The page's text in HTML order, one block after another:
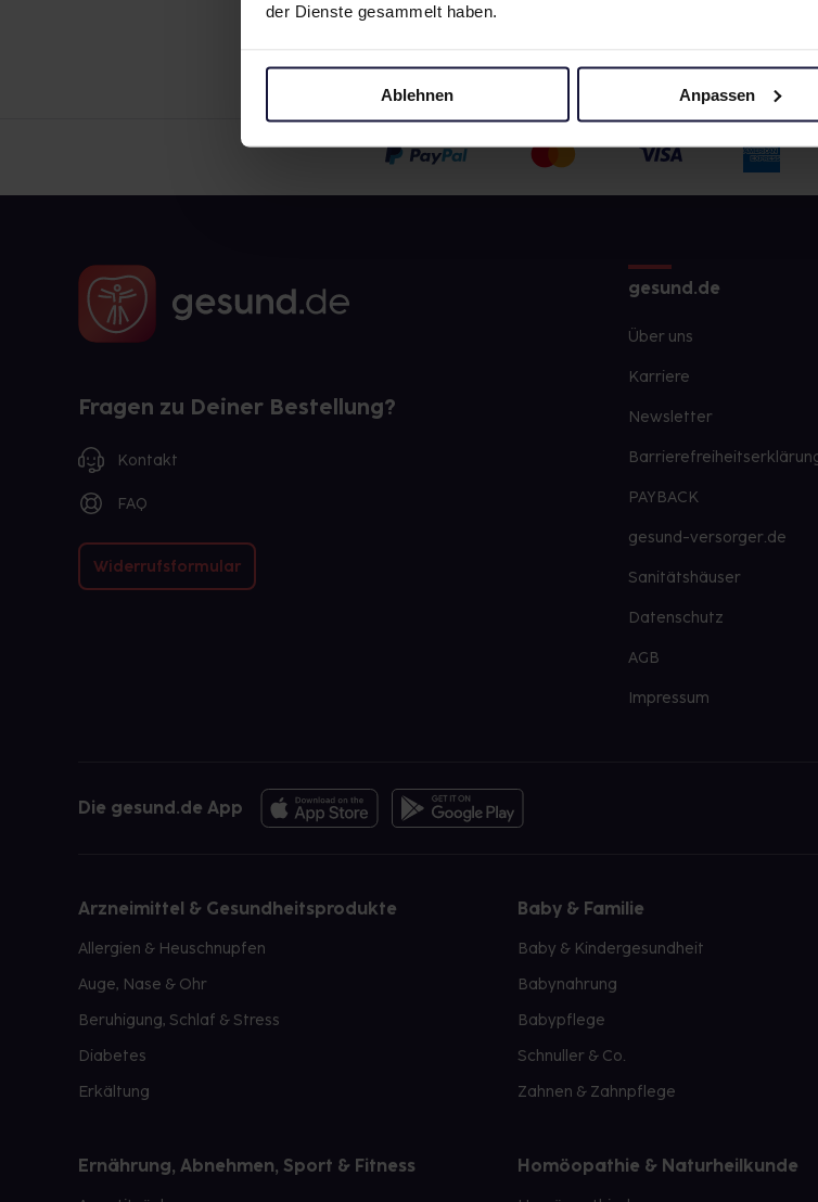
der Dienste gesammelt haben.
Ablehnen Anpassen
Fragen zu Deiner Bestellung?
Kontakt
FAQ
Widerrufsformular
gesund.de
Über uns
Karriere
Newsletter
PAYBACK
gesund-versorger.de
Sanitätshäuser
Datenschutz
AGB
Impressum
Die gesund.de App
Arzneimittel & Gesundheitsprodukte
Allergien & Heuschnupfen
Auge, Nase & Ohr
Beruhigung, Schlaf & Stress
Diabetes
Erkältung
Baby & Familie
Baby & Kindergesundheit
Babynahrung
Babypflege
Schnuller & Co.
Zahnen & Zahnpflege
Ernährung, Abnehmen, Sport & Fitness Homöopathie & Naturheilkunde